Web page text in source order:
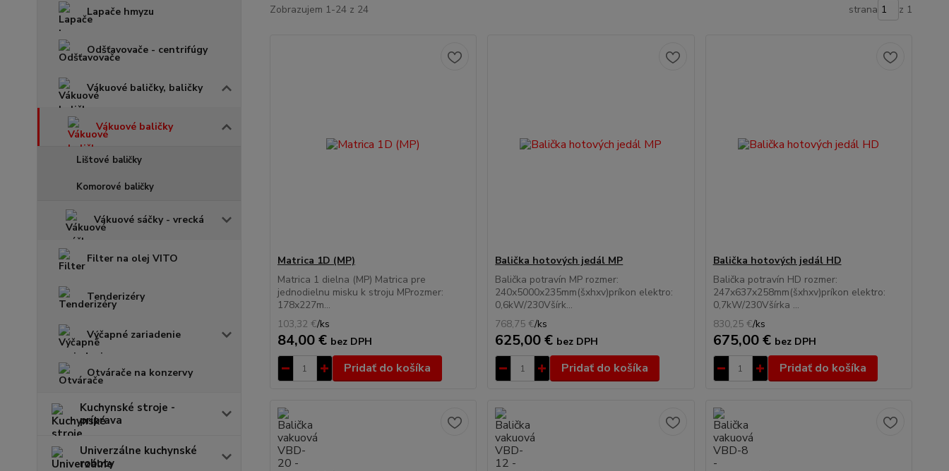
Lapače hmyzu
Odšťavovače - centrifúgy
Vákuové baličky, baličky
Vákuové baličky
Lištové baličky
Komorové baličky
Vákuové sáčky - vrecká
Filter na olej VITO
Tenderizéry
Výčapné zariadenie
Otvárače na konzervy
Kuchynské stroje -
príprava
Univerzálne kuchynské
roboty
Zobrazujem 1-24 z 24 strana z 1
Matrica 1D (MP)
Matrica 1 dielna (MP) Matrica pre
jednodielnu misku k stroju MProzmer:
178x227m...
103,32 €/ks
84,00 € bez DPH
Pridať do košíka
Balička hotových jedál MP
Balička potravín MP rozmer:
240x5000x235mm(šxhxv)príkon elektro:
0,6kW/230Všírk...
768,75 €/ks
625,00 € bez DPH
Pridať do košíka
Balička hotových jedál HD
Balička potravín HD rozmer:
247x637x258mm(šxhxv)príkon elektro:
0,7kW/230Všírka ...
830,25 €/ks
675,00 € bez DPH
Pridať do košíka